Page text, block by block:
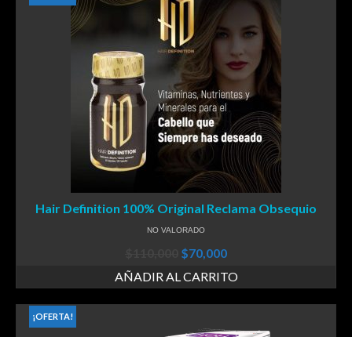
Hair Definition 100% Original Reclama Obsequio
NO VALORADO
$70,000
AÑADIR AL CARRITO
¡OFERTA!